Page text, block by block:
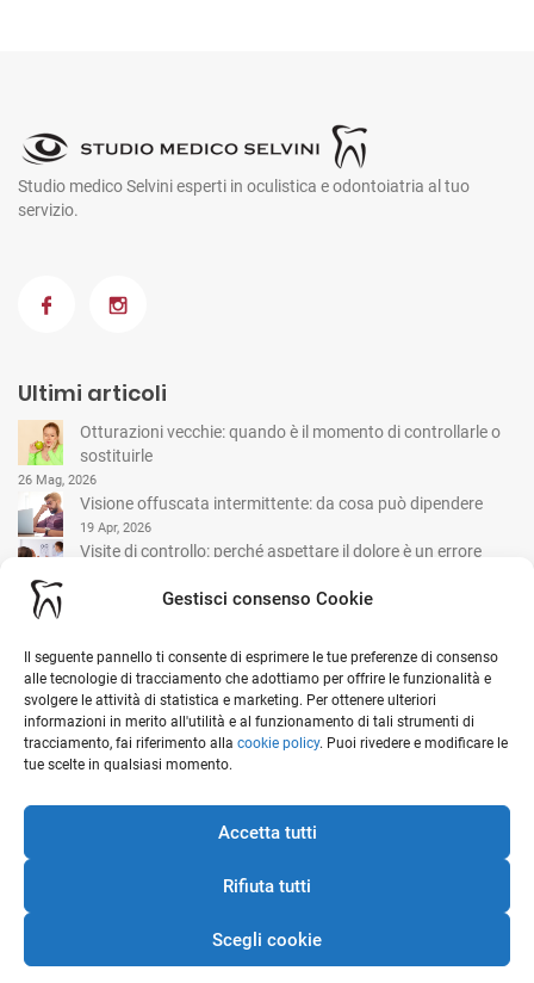
Gestisci consenso Cookie
Il seguente pannello ti consente di esprimere le tue preferenze di consenso
alle tecnologie di tracciamento che adottiamo per offrire le funzionalità e
svolgere le attività di statistica e marketing. Per ottenere ulteriori
informazioni in merito all'utilità e al funzionamento di tali strumenti di
tracciamento, fai riferimento alla cookie policy. Puoi rivedere e modificare le
tue scelte in qualsiasi momento.
Accetta tutti
Rifiuta tutti
Scegli cookie
Studio medico Selvini esperti in oculistica e odontoiatria al tuo
servizio.
Ultimi articoli
Otturazioni vecchie: quando è il momento di controllarle o
sostituirle
26 Mag, 2026
Visione offuscata intermittente: da cosa può dipendere
19 Apr, 2026
Visite di controllo: perché aspettare il dolore è un errore
15 Mar, 2026
I nostri contatti
Viale G. Garibaldi, 1 - 20841 Carate Brianza (MB)
Direttore Sanitario: Dott. Gionata Francesco Paolo Bozzi - Responsabile
Odontoiatria: Dott. Simone Selvini - Aut. San. n. I-171/2022 - P.IVA